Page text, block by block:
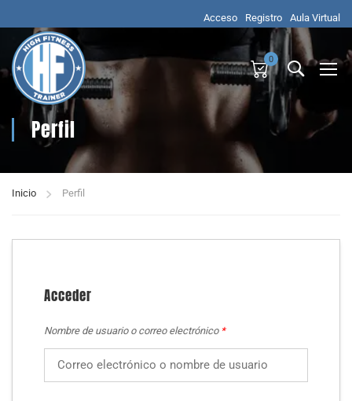
Acceso Registro Aula Virtual
0
Perfil
Inicio Perfil
Acceder
Nombre de usuario o correo electrónico *